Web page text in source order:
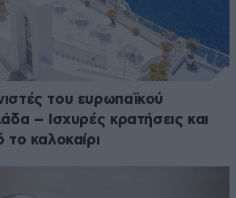
του ευρωπαϊκού
– Ισχυρές κρατήσεις και
καλοκαίρι